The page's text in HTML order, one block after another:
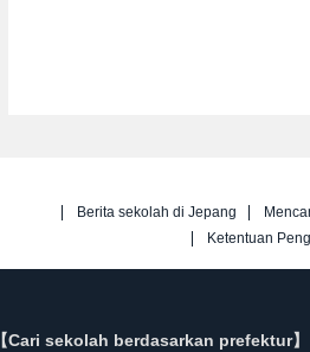
Berita sekolah di Jepang
Ketentuan
【Cari sekolah berdasarkan prefektur】